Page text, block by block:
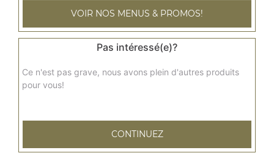
+
Nos Pâtes
VOIR NOS MENUS & PROMOS!
Pas intéressé(e)?
Ce n'est pas grave, nous avons plein d'autres produits
pour vous!
CONTINUEZ